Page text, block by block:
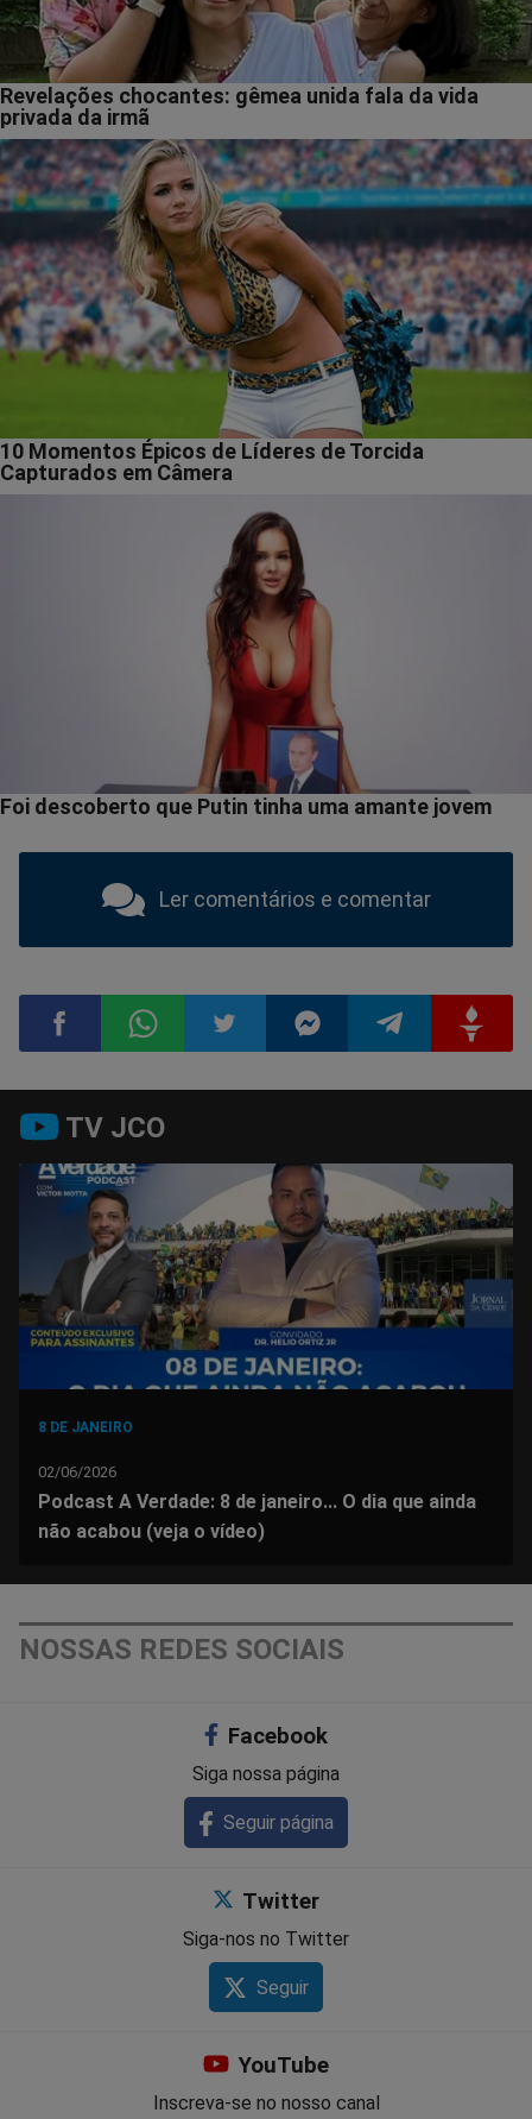
Ler comentários e comentar
Compartilhar
no
Facebook
no
Whatsapp
no
Twitter
no
Messenger
no
Telegram
no
Gettr
TV JCO
8 DE JANEIRO
02/06/2026
Podcast A Verdade: 8 de janeiro... O dia que ainda
não acabou (veja o vídeo)
NOSSAS REDES SOCIAIS
Facebook
Siga nossa página
Seguir página
Twitter
Siga-nos no Twitter
Seguir
YouTube
Inscreva-se no nosso canal